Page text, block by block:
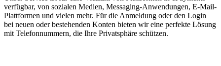
verfügbar, von sozialen Medien, Messaging-Anwendungen, E-Mail-
Plattformen und vielen mehr. Für die Anmeldung oder den Login
bei neuen oder bestehenden Konten bieten wir eine perfekte Lösung
mit Telefonnummern, die Ihre Privatsphäre schützen.